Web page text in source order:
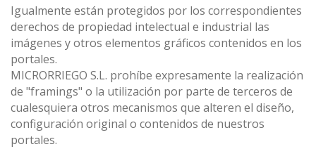
Igualmente están protegidos por los correspondientes
derechos de propiedad intelectual e industrial las
imágenes y otros elementos gráficos contenidos en los
portales.
MICRORRIEGO S.L. prohíbe expresamente la realización
de "framings" o la utilización por parte de terceros de
cualesquiera otros mecanismos que alteren el diseño,
configuración original o contenidos de nuestros
portales.